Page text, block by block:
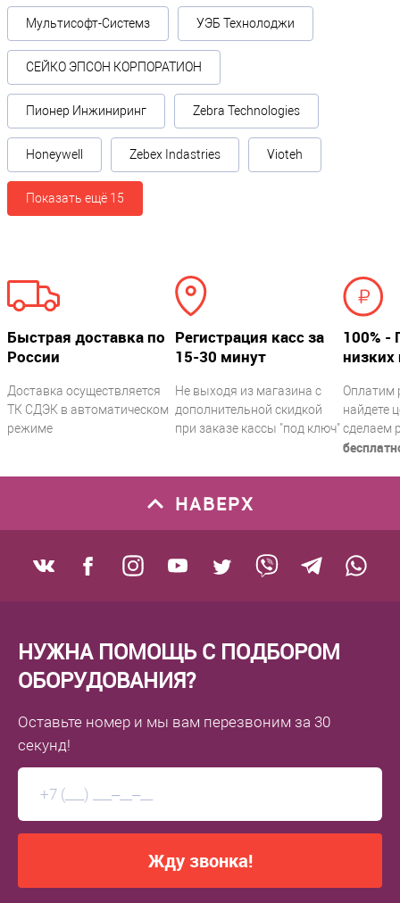
Мультисофт-Системз УЭБ Технолоджи
СЕЙКО ЭПСОН КОРПОРАТИОН
Пионер Инжиниринг Zebra Technologies
Honeywell Zebex Indastries Vioteh
Показать ещё 15
Быстрая доставка по
России
Доставка осуществляется
ТК СДЭК в автоматическом
режиме
Регистрация касс за
15-30 минут
Не выходя из магазина с
дополнительной скидкой
при заказе кассы "под ключ"
100% -
низких
Оплатим
найдете
сделаем
НАВЕРХ
НУЖНА ПОМОЩЬ С ПОДБОРОМ
ОБОРУДОВАНИЯ?
Оставьте номер и мы вам перезвоним за 30
секунд!
Жду звонка!